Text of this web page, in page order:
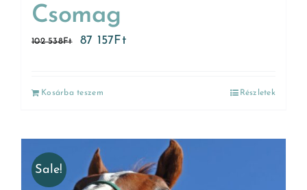
Csomag
102 538Ft 87 157Ft
Kosárba teszem Részletek
Sale!